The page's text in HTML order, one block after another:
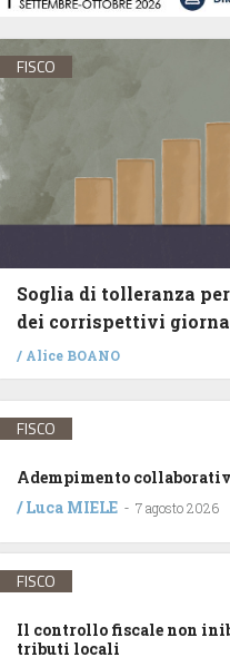
FISCO
Soglia di tolleranza
dei corrispettivi
/ Alice BOANO
FISCO
Adempimento
/Luca MIELE - 7 agosto 2026
FISCO
Il controllo fiscale non
tributi locali